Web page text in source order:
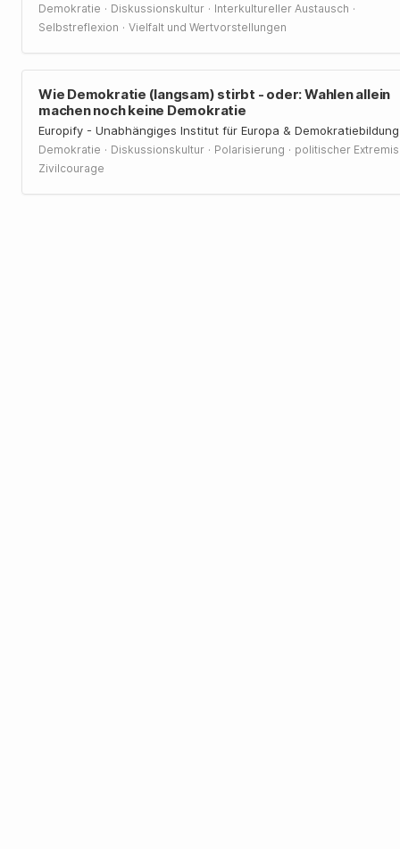
Demokratie · Diskussionskultur · Interkultureller Austausch ·
Selbstreflexion · Vielfalt und Wertvorstellungen
Wie Demokratie (langsam) stirbt - oder: Wahlen allein
machen noch keine Demokratie
Europify - Unabhängiges Institut für Europa & Demokratiebildung
Demokratie · Diskussionskultur · Polarisierung · politischer
Zivilcourage